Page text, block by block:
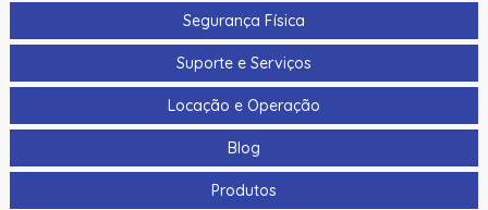
Segurança Física
Suporte e Serviços
Locação e Operação
Blog
Produtos